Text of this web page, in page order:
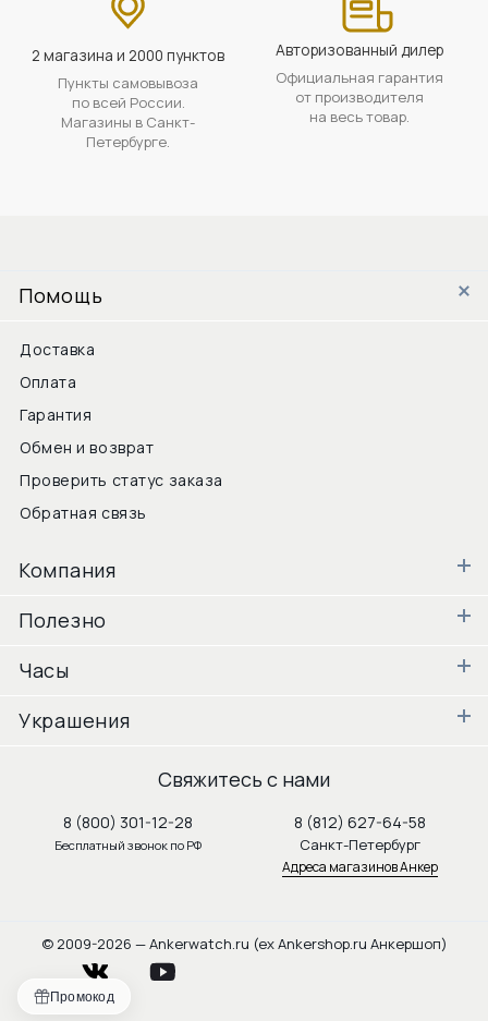
Промокод
2 магазина и 2000 пунктов
Пункты самовывоза
по всей России.
Магазины в Санкт-
Петербурге.
Авторизованный дилер
Официальная гарантия
от производителя
на весь товар.
Помощь
Доставка
Оплата
Гарантия
Обмен и возврат
Проверить статус заказа
Обратная связь
Компания
Полезно
Часы
Украшения
Свяжитесь с нами
8 (800) 301-12-28
Бесплатный звонок по РФ
8 (812) 627-64-58
Санкт-Петербург
Адреса магазинов Анкер
© 2009-2026 — Ankerwatch.ru (ex Ankershop.ru Анкершоп)
vkontakte youtube